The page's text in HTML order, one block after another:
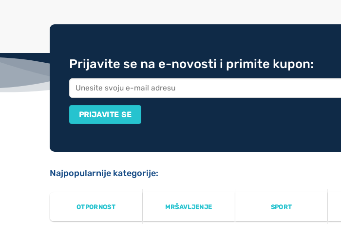
Prijavite se na e-novosti i primite kupon:
Najpopularnije kategorije:
OTPORNOST MRŠAVLJENJE SPORT